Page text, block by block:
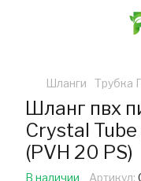
Шланги Трубка
Шланг пвх
Сrystal
(PVH 20 PS)
В наличии Артикул: